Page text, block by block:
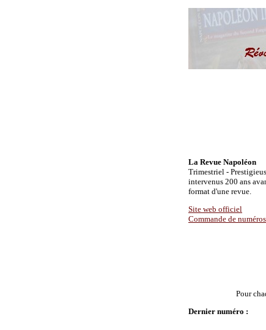
La Revue Napoléon
Trimestriel -
intervenus 200 ans
format d'une revue.
Site web officiel
Commande de
Pour
Dernier numéro :